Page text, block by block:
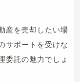
産を売却したい場
サポートを受けな
委託の魅力でしょ